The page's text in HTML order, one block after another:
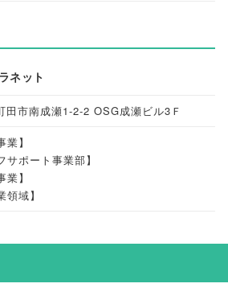
ネット
田市南成瀬1-2-2 OSG成瀬ビル3Ｆ
業】
サポート事業部】
業】
領域】